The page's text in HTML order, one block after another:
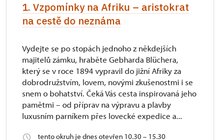
1. Vzpomínky na Afriku – aristokrat
na cestě do neznáma
Vydejte se po stopách jednoho z někdejších
majitelů zámku, hraběte Gebharda Blüchera,
který se v roce 1894 vypravil do jižní Afriky za
dobrodružstvím, lovem, novými zkušenostmi i se
snem o bohatství. Čeká Vás cesta inspirovaná jeho
pamětmi – od příprav na výpravu a plavby
luxusním parníkem přes lovecké expedice a...
tento okruh je dnes otevřen 10.30 – 15.30